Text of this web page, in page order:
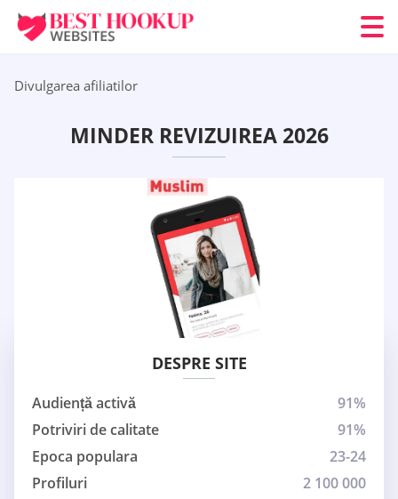
Divulgarea afiliatilor
MINDER REVIZUIREA 2026
DESPRE SITE
Audiență activă
91%
Potriviri de calitate
91%
Epoca populara
23-24
Profiluri
2 100 000